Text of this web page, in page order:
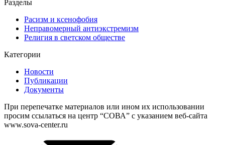
Разделы
Расизм и ксенофобия
Неправомерный антиэкстремизм
Религия в светском обществе
Категории
Новости
Публикации
Документы
При перепечатке материалов или ином их использовании
просим ссылаться на центр “СОВА” с указанием веб-сайта
www.sova-center.ru